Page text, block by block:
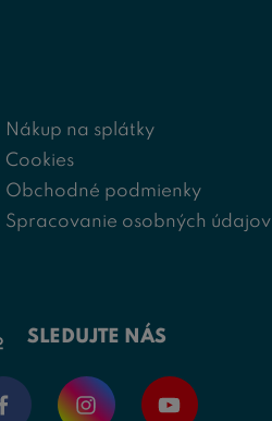
Nákup na splátky
Cookies
Obchodné podmienky
Spracovanie osobných údajov
SLEDUJTE NÁS